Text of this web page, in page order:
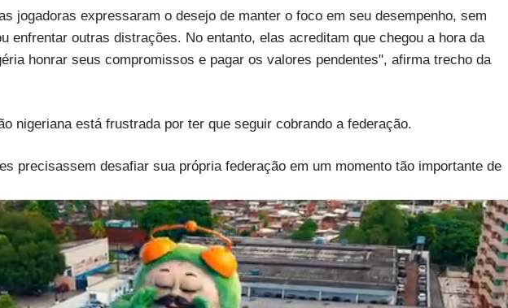
jogadoras expressaram o desejo de manter o foco em seu desempenho, sem
enfrentar outras distrações. No entanto, elas acreditam que chegou a hora da
honrar seus compromissos e pagar os valores pendentes", afirma trecho da
nigeriana está frustrada por ter que seguir cobrando a federação.
precisassem desafiar sua própria federação em um momento tão importante de